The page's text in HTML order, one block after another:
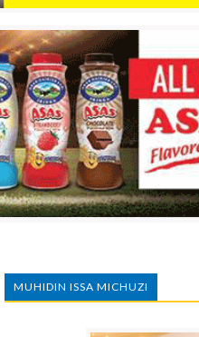
MUHIDIN ISSA MICHUZI